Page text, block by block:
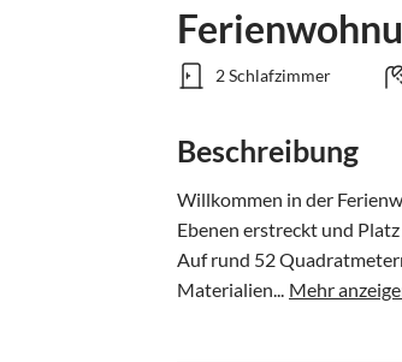
2 Schlafzimmer
Beschreibung
Willkommen in der
Ebenen erstreckt und
Auf rund 52
Materialien... Mehr